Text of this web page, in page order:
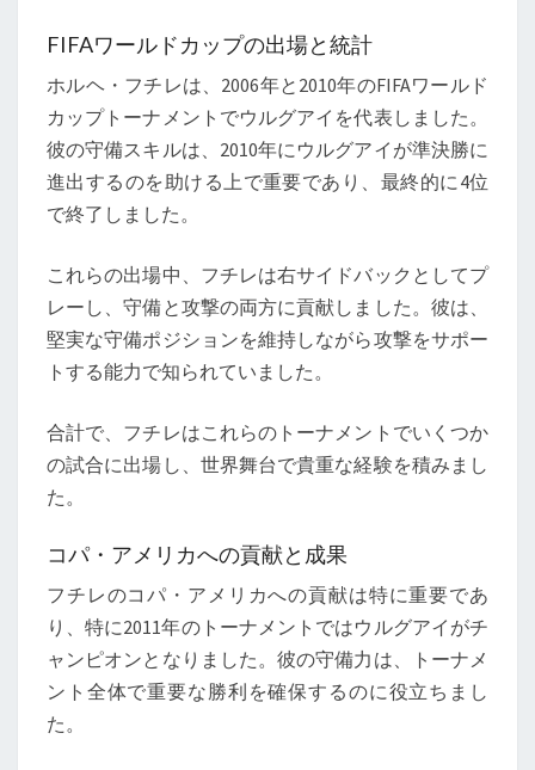
ン
ス
FIFAワールドカップの出場と統計
ホルヘ・フチレは、2006年と2010年のFIFAワールド
カップトーナメントでウルグアイを代表しました。
彼の守備スキルは、2010年にウルグアイが準決勝に
進出するのを助ける上で重要であり、最終的に4位
で終了しました。
これらの出場中、フチレは右サイドバックとしてプ
レーし、守備と攻撃の両方に貢献しました。彼は、
堅実な守備ポジションを維持しながら攻撃をサポー
トする能力で知られていました。
合計で、フチレはこれらのトーナメントでいくつか
の試合に出場し、世界舞台で貴重な経験を積みまし
た。
コパ・アメリカへの貢献と成果
フチレのコパ・アメリカへの貢献は特に重要であ
り、特に2011年のトーナメントではウルグアイがチ
ャンピオンとなりました。彼の守備力は、トーナメ
ント全体で重要な勝利を確保するのに役立ちまし
た。